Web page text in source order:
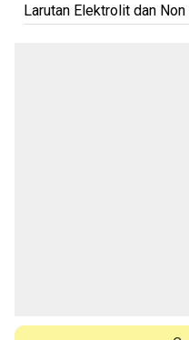
Larutan Elektrolit dan